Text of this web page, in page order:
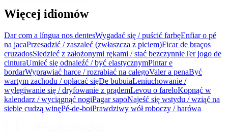
Więcej idiomów
Dar com a língua nos dentesWygadać się / puścić farbęEnfiar o pé
na jacaPrzesadzić / zaszaleć (zwłaszcza z piciem)Ficar de braços
cruzadosSiedzieć z założonymi rękami / stać bezczynnieTer jogo de
cinturaUmieć się odnaleźć / być elastycznymPintar e
bordarWyprawiać harce / rozrabiać na całegoValer a penaByć
wartym zachodu / opłacać sięDe bubuiaLeniuchowanie /
wylegiwanie się / dryfowanie z prądemLevou o fareloKopnąć w
kalendarz / wyciągnąć nogiPagar sapoNajeść się wstydu / wziąć na
siebie cudzą winęPé-de-boiPrawdziwy wół roboczy / harówa